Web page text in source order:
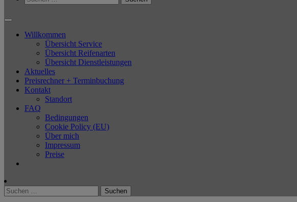
nach:
Willkommen
Übersicht Service
Übersicht Reifenarten
Übersicht Dienstleistungen
Aktuelles
Preisrechner + Terminbuchung
Kontakt
Standort
FAQ
Bedingungen
Cookie Policy (EU)
Über mich
Impressum
Preise
Suchen
nach: